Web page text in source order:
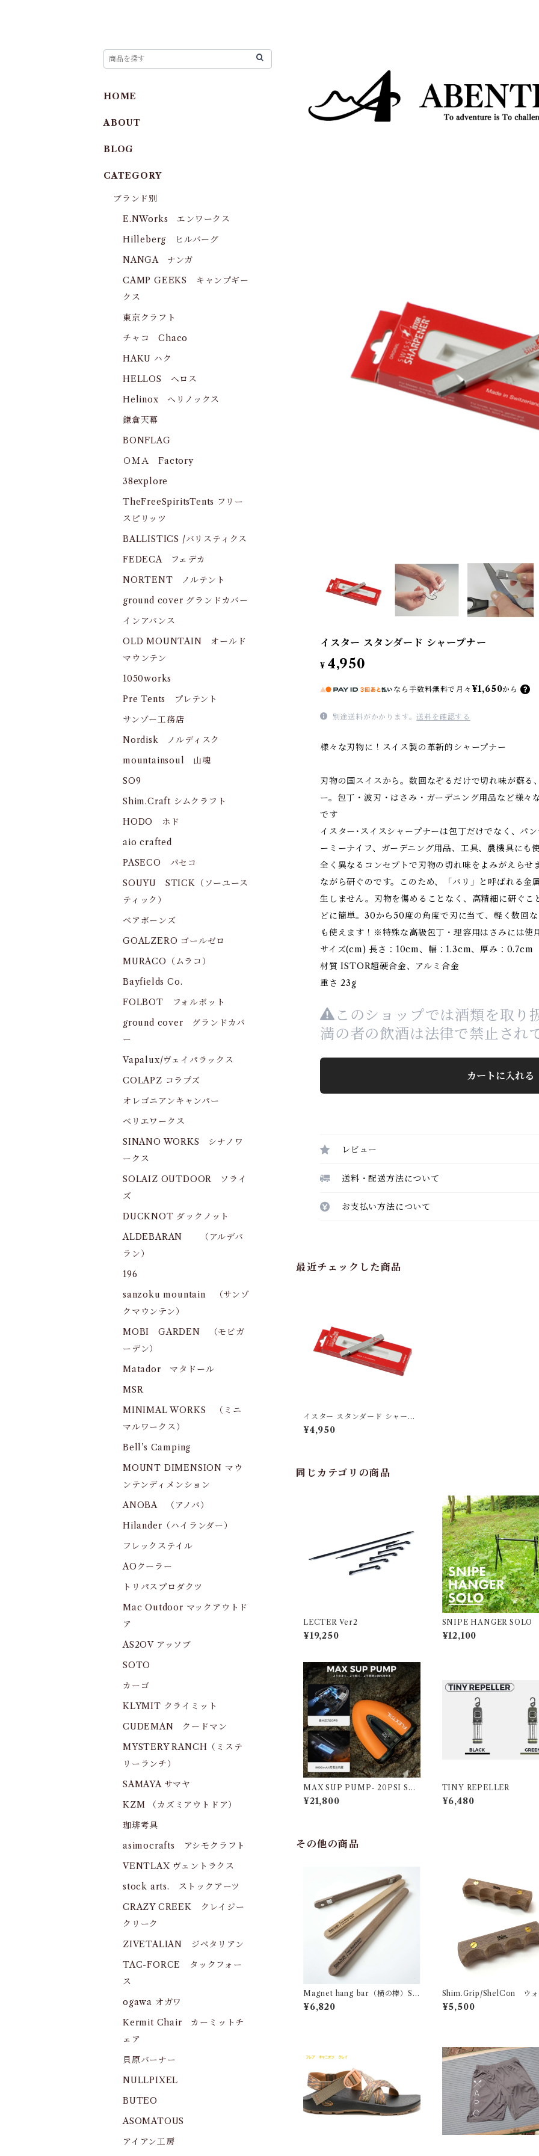
イスター スタンダード シャープナー
¥ 4,950
なら 手数料無料で 月々 ¥1,650から
別途送料がかかります。送料を確認する
様々な刃物に！スイス製の革新的シャープナー
刃物の国スイスから。数回なぞるだけで切れ味が蘇る
ー。包丁・波刃・はさみ・ガーデニング用品など様々
です
イスター･スイスシャープナーは包丁だけでなく、パ
ーミーナイフ、ガーデニング用品、工具、農機具にも
全く異なるコンセプトで刃物の切れ味をよみがえらせ
ながら研ぐのです。このため、「バリ」と呼ばれる金
生しません。刃物を傷めることなく、高精細に研ぐこ
どに簡単。30から50度の角度で刃に当て、軽く数回
も使えます！※特殊な高級包丁・理容用はさみには使
サイズ(cm) 長さ：10cm、幅：1.3cm、厚み：0.7cm
材質 ISTOR超硬合金、アルミ合金
重さ 23g
このショップでは酒類を取り
満の者の飲酒は法律で禁止され
カートに入れる
レビュー
送料・配送方法について
お支払い方法について
最近チェックした商品
イスター スタンダード シャープ
ナー
¥4,950
同じカテゴリの商品
LECTER Ver2
¥19,250
SNIPE HANGER SOLO
¥12,100
MAX SUP PUMP- 20PSI SU
P用コードレス電動エアポンプ
¥21,800
TINY REPELLER
¥6,480
その他の商品
Magnet hang bar（横の棒）SC
25 ウォルナット
¥6,820
Shim.Grip/ShelCon ウォ
ット
¥5,500
HOME
ABOUT
BLOG
CATEGORY
ブランド別
E.NWorks エンワークス
Hilleberg ヒルバーグ
NANGA ナンガ
CAMP GEEKS キャンプギー
クス
東京クラフト
チャコ Chaco
HAKU ハク
HELLOS へロス
Helinox ヘリノックス
鎌倉天幕
BONFLAG
ＯＭＡ Factory
38explore
TheFreeSpiritsTents フリー
スピリッツ
BALLISTICS /バリスティクス
FEDECA フェデカ
NORTENT ノルテント
ground cover グランドカバー
インアバンス
OLD MOUNTAIN オールド
マウンテン
1050works
Pre Tents プレテント
サンゾー工務店
Nordisk ノルディスク
mountainsoul 山魂
SO9
Shim.Craft シムクラフト
HODO ホド
aio crafted
PASECO パセコ
SOUYU STICK（ソーユース
ティック）
ベアボーンズ
GOALZERO ゴールゼロ
MURACO（ムラコ）
Bayfields Co.
FOLBOT フォルボット
ground cover グランドカバ
ー
Vapalux/ヴェイパラックス
COLAPZ コラプズ
オレゴニアンキャンパー
ベリエワークス
SINANO WORKS シナノワ
ークス
SOLAIZ OUTDOOR ソライ
ズ
DUCKNOT ダックノット
ALDEBARAN （アルデバ
ラン）
196
sanzoku mountain （サンゾ
クマウンテン）
MOBI GARDEN （モビガ
ーデン）
Matador マタドール
MSR
MINIMAL WORKS （ミニ
マルワークス）
Bell’s Camping
MOUNT DIMENSION マウ
ンテンディメンション
ANOBA （アノバ）
Hilander（ハイランダー）
フレックステイル
AOクーラー
トリパスプロダクツ
Mac Outdoor マックアウトド
ア
AS2OV アッソブ
SOTO
カーゴ
KLYMIT クライミット
CUDEMAN クードマン
MYSTERY RANCH（ミステ
リーランチ）
SAMAYA サマヤ
KZM （カズミアウトドア）
珈琲考具
asimocrafts アシモクラフト
VENTLAX ヴェントラクス
stock arts. ストックアーツ
CRAZY CREEK クレイジー
クリーク
ZIVETALIAN ジベタリアン
TAC-FORCE タックフォー
ス
ogawa オガワ
Kermit Chair カーミットチ
ェア
貝原バーナー
NULLPIXEL
BUTEO
ASOMATOUS
アイアン工房